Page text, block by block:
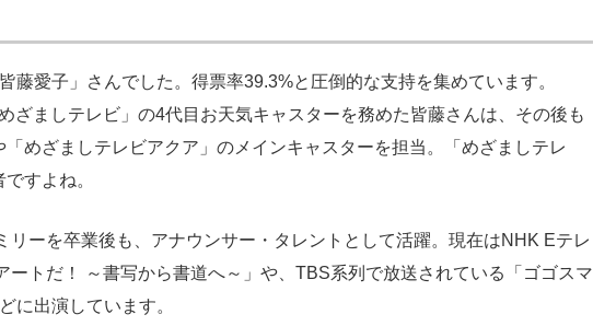
藤愛子」さんでした。得票率39.3%と圧倒的な支持を集めています。
ざましテレビ」の4代目お天気キャスターを務めた皆藤さんは、その後も
めざましテレビアクア」のメインキャスターを担当。「めざましテレ
すよね。
ーを卒業後も、アナウンサー・タレントとして活躍。現在はNHK Eテレ
トだ！ ～書写から書道へ～」や、TBS系列で放送されている「ゴゴスマ
に出演しています。